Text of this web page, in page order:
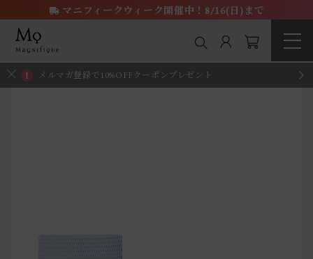
メルマガ登録で10%OFFクーポンプレゼント
マニフィークウィーク開催中！8/16(日)まで